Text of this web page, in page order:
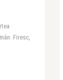
Firesc,